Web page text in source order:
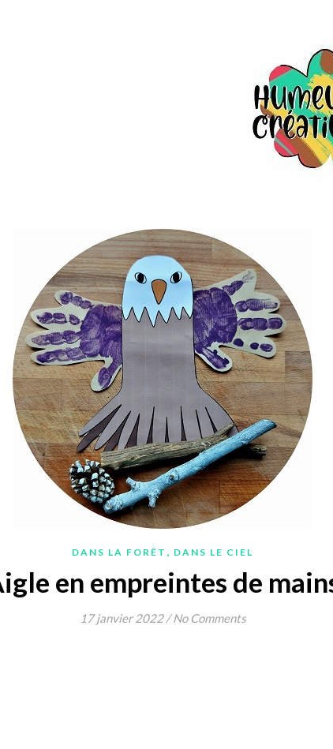
DANS LA FORÊT , DANS LE CIEL
en empreintes de
17 janvier 2022 / No Comments